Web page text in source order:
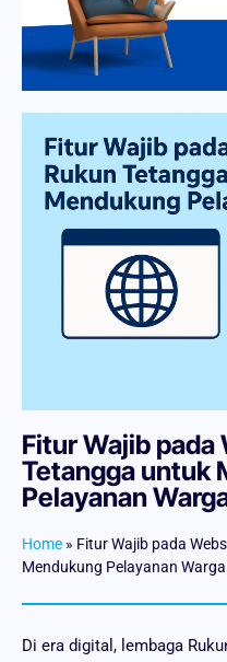
Fitur Wajib pada
Tetangga untuk
Pelayanan
Home » Fitur Wajib pada
Mendukung Pelayanan Warga
Di era digital, lembaga